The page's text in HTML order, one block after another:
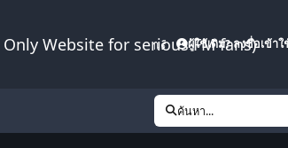
Website for serious FM fans)
เพิ่มเติม ผู้ใช้เดิม? ลงชื่อเข้าใ
ค้นหา...